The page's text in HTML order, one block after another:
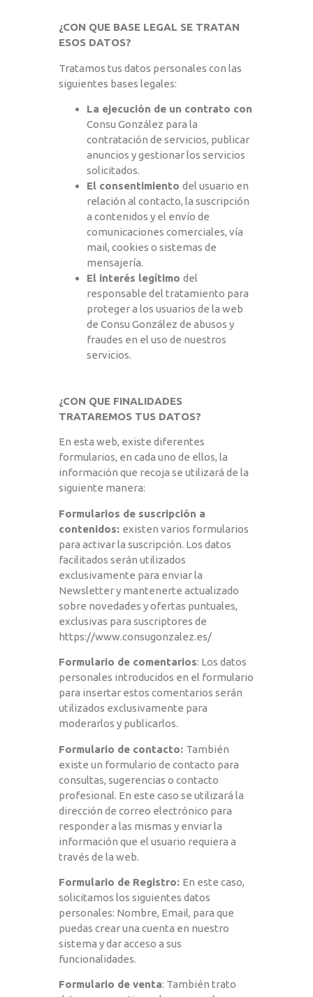
¿CON QUE BASE LEGAL SE TRATAN
ESOS DATOS?
Tratamos tus datos personales con las
siguientes bases legales:
La ejecución de un contrato con
Consu González para la
contratación de servicios, publicar
anuncios y gestionar los servicios
solicitados.
El consentimiento del usuario en
relación al contacto, la suscripción
a contenidos y el envío de
comunicaciones comerciales, vía
mail, cookies o sistemas de
mensajería.
El interés legítimo del
responsable del tratamiento para
proteger a los usuarios de la web
de Consu González de abusos y
fraudes en el uso de nuestros
servicios.
¿CON QUE FINALIDADES
TRATAREMOS TUS DATOS?
En esta web, existe diferentes
formularios, en cada uno de ellos, la
información que recoja se utilizará de la
siguiente manera:
Formularios de suscripción a
contenidos: existen varios formularios
para activar la suscripción. Los datos
facilitados serán utilizados
exclusivamente para enviar la
Newsletter y mantenerte actualizado
sobre novedades y ofertas puntuales,
exclusivas para suscriptores de
https://www.consugonzalez.es/
Formulario de comentarios: Los datos
personales introducidos en el formulario
para insertar estos comentarios serán
utilizados exclusivamente para
moderarlos y publicarlos.
Formulario de contacto: También
existe un formulario de contacto para
consultas, sugerencias o contacto
profesional. En este caso se utilizará la
dirección de correo electrónico para
responder a las mismas y enviar la
información que el usuario requiera a
través de la web.
Formulario de Registro: En este caso,
solicitamos los siguientes datos
personales: Nombre, Email, para que
puedas crear una cuenta en nuestro
sistema y dar acceso a sus
funcionalidades.
Formulario de venta: También trato